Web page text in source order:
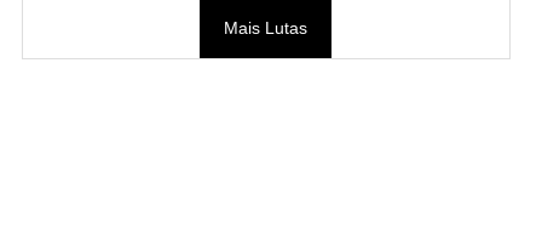
Mais Lutas